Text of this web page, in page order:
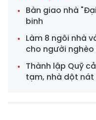
Bàn giao nhà
binh
Làm 8 ngôi nhà
cho người nghèo
Thành lập Quỹ
tạm, nhà dột nát